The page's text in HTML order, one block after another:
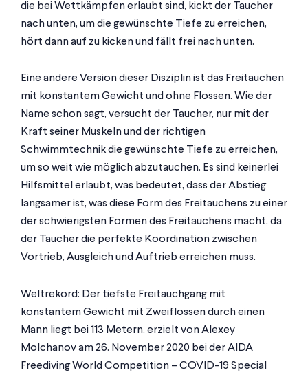
die bei Wettkämpfen erlaubt sind, kickt der Taucher
nach unten, um die gewünschte Tiefe zu erreichen,
hört dann auf zu kicken und fällt frei nach unten.
Eine andere Version dieser Disziplin ist das Freitauchen
mit konstantem Gewicht und ohne Flossen. Wie der
Name schon sagt, versucht der Taucher, nur mit der
Kraft seiner Muskeln und der richtigen
Schwimmtechnik die gewünschte Tiefe zu erreichen,
um so weit wie möglich abzutauchen. Es sind keinerlei
Hilfsmittel erlaubt, was bedeutet, dass der Abstieg
langsamer ist, was diese Form des Freitauchens zu einer
der schwierigsten Formen des Freitauchens macht, da
der Taucher die perfekte Koordination zwischen
Vortrieb, Ausgleich und Auftrieb erreichen muss.
Weltrekord: Der tiefste Freitauchgang mit
konstantem Gewicht mit Zweiflossen durch einen
Mann liegt bei 113 Metern, erzielt von Alexey
Molchanov am 26. November 2020 bei der AIDA
Freediving World Competition – COVID-19 Special